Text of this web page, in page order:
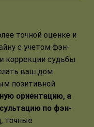
точной оценке и
с учетом фэн-
коррекции судьбы
ваш дом
позитивной
ориентацию, а
по фэн-
точные